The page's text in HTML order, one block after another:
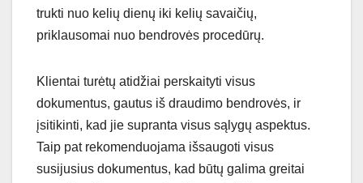
trukti nuo kelių dienų iki kelių savaičių,
priklausomai nuo bendrovės procedūrų.
Klientai turėtų atidžiai perskaityti visus
dokumentus, gautus iš draudimo bendrovės, ir
įsitikinti, kad jie supranta visus sąlygų aspektus.
Taip pat rekomenduojama išsaugoti visus
susijusius dokumentus, kad būtų galima greitai